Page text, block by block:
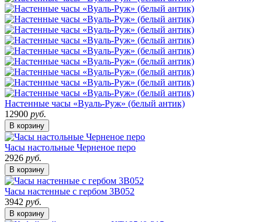
Настенные часы «Вуаль-Руж» (белый антик)
12900 руб.
В корзину
Часы настольные Черненое перо
2926 руб.
В корзину
Часы настенные с гербом 3B052
3942 руб.
В корзину